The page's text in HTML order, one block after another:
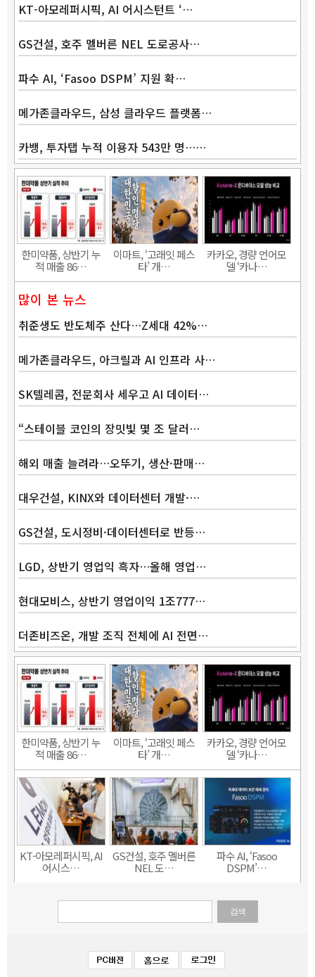
KT-아모레퍼시픽, AI 어시스턴트 ‘…
GS건설, 호주 멜버른 NEL 도로공사…
파수 AI, ‘Fasoo DSPM’ 지원 확…
메가존클라우드, 삼성 클라우드 플랫폼…
카뱅, 투자탭 누적 이용자 543만 명……
한미약품, 상반기 누
적 매출 86…
이마트, ‘고래잇 페스
타’ 개…
카카오, 경량 언어모
델 ‘카나…
많이 본 뉴스
취준생도 반도체주 산다…Z세대 42%…
메가존클라우드, 아크릴과 AI 인프라 사…
SK텔레콤, 전문회사 세우고 AI 데이터…
“스테이블 코인의 장밋빛 몇 조 달러…
해외 매출 늘려라…오뚜기, 생산·판매…
대우건설, KINX와 데이터센터 개발·…
GS건설, 도시정비·데이터센터로 반등…
LGD, 상반기 영업익 흑자…올해 영업…
현대모비스, 상반기 영업이익 1조777…
더존비즈온, 개발 조직 전체에 AI 전면…
한미약품, 상반기 누
적 매출 86…
이마트, ‘고래잇 페스
타’ 개…
카카오, 경량 언어모
델 ‘카나…
KT-아모레퍼시픽, AI
어시스…
GS건설, 호주 멜버른
NEL 도…
파수 AI, ‘Fasoo
DSPM’…
검색